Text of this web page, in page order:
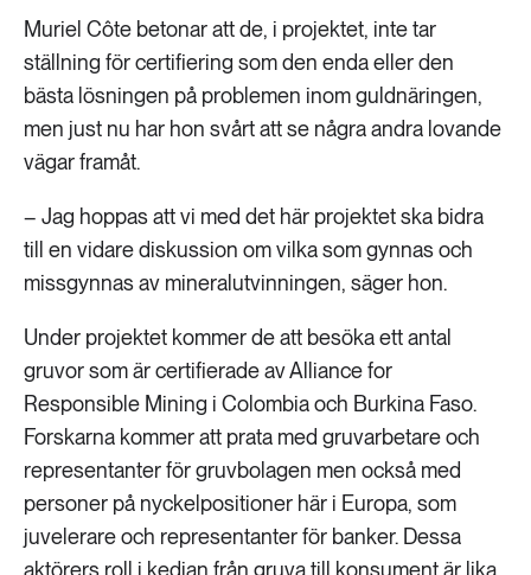
Muriel Côte betonar att de, i projektet, inte tar
ställning för certifiering som den enda eller den
bästa lösningen på problemen inom guldnäringen,
men just nu har hon svårt att se några andra lovande
vägar framåt.
– Jag hoppas att vi med det här projektet ska bidra
till en vidare diskussion om vilka som gynnas och
missgynnas av mineralutvinningen, säger hon.
Under projektet kommer de att besöka ett antal
gruvor som är certifierade av Alliance for
Responsible Mining i Colombia och Burkina Faso.
Forskarna kommer att prata med gruvarbetare och
representanter för gruvbolagen men också med
personer på nyckelpositioner här i Europa, som
juvelerare och representanter för banker. Dessa
aktörers roll i kedjan från gruva till konsument är lika